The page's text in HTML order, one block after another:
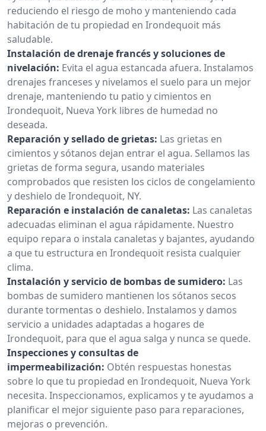
reduciendo el riesgo de moho y manteniendo cada
habitación de tu propiedad en Irondequoit más
saludable.
Instalación de drenaje francés y soluciones de
nivelación: Evita el agua estancada afuera. Instalamos
drenajes franceses y nivelamos el suelo para un mejor
drenaje, manteniendo tu patio y cimientos en
Irondequoit, Nueva York libres de humedad no
deseada.
Reparación y sellado de grietas: Las grietas en
cimientos y sótanos dejan entrar el agua. Sellamos las
grietas de forma segura, usando materiales
comprobados que resisten los ciclos de congelamiento
y deshielo de Irondequoit, NY.
Reparación e instalación de canaletas: Las canaletas
adecuadas eliminan el agua rápidamente. Nuestro
equipo repara o instala canaletas y bajantes, ayudando
a que tu estructura en Irondequoit resista cualquier
clima.
Instalación y servicio de bombas de sumidero: Las
bombas de sumidero mantienen los sótanos secos
durante tormentas o deshielo. Instalamos y damos
servicio a unidades adaptadas a hogares de
Irondequoit, para que el agua salga y nunca se quede.
Inspecciones y consultas de
impermeabilización: Obtén respuestas honestas
sobre lo que tu propiedad en Irondequoit, Nueva York
necesita. Inspeccionamos, explicamos y te ayudamos a
planificar el mejor siguiente paso para reparaciones,
mejoras o prevención.